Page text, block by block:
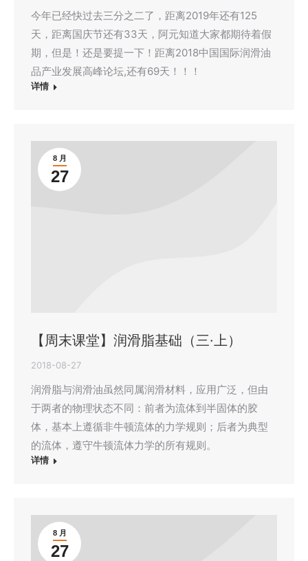
今年已经快过去三分之二了，距离2019年还有125
天，距离国庆节还有33天，阿元知道大家都期待着假
期，但是！还是要提一下！距离2018中国国际润滑油
品产业发展高峰论坛,还有69天！！！
详情
8 月
27
【周末课堂】润滑脂基础（三·上）
2018-08-27
润滑脂与润滑油虽然同属润滑材料，应用广泛，但由
于两者的物理状态不同：前者为流体到半固体的胶
体，基本上遵循非牛顿流体的力学规则；后者为典型
的流体，遵守牛顿流体力学的所有规则。
详情
8 月
27